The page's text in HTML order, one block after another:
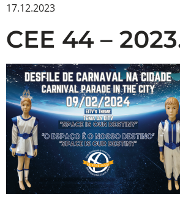
17.12.2023
CEE 44 –